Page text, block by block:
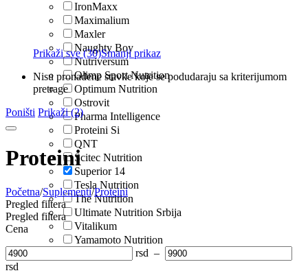
IronMaxx
Maximalium
Maxler
Naughty Boy
Nutriversum
Olimp Sport Nutrition
Optimum Nutrition
Ostrovit
Pharma Intelligence
Proteini Si
QNT
Scitec Nutrition
Superior 14
Tesla Nutrition
The Nutrition
Ultimate Nutrition Srbija
Vitalikum
Yamamoto Nutrition
Prikaži sve (30)Smanji prikaz
Nisu pronađene stavke koje se podudaraju sa kriterijumom
pretrage
Poništi Prikaži (2)
Proteini
Početna/Suplementi/Proteini
Pregled filtera
Pregled filtera
Cena
rsd –
rsd